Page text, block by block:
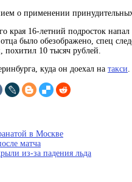
о применении
края 16-летний подросток
было обезображено, спец
10 тысяч рублей.
куда он доехал на такси
в Москве
матча
из-за падения льда